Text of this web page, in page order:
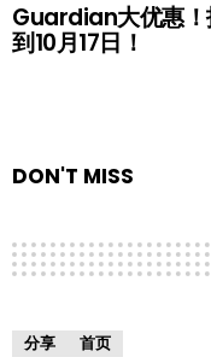
Guardian大优惠！
到10月17日！
DON'T MISS
分享 首页